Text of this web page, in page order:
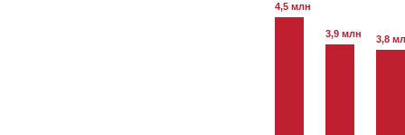
4,5 млн
3,9 млн
3,8